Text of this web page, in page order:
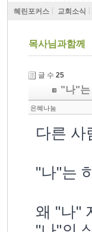
혜린포커스 교회소식
목사님과함께
글 수 25
"나"는
은혜나눔
다른 사
"나"는
왜 "나"